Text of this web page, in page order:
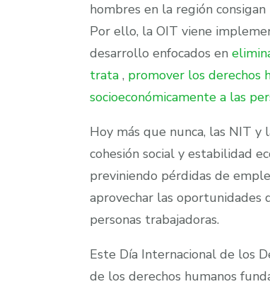
hombres en la región
Por ello, la OIT viene
desarrollo enfocados en
trata , promover los derechos
socioeconómicamente a las
Hoy más que nunca, las NIT
cohesión social y estabilidad
previniendo pérdidas de
aprovechar las oportunidades
personas trabajadoras.
Este Día Internacional de los
de los derechos humanos